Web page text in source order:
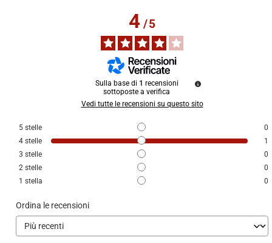
4/5
Sulla base di 1 recensioni
sottoposte a verifica
Vedi tutte le recensioni su questo sito
5 stelle
0
4 stelle
1
3 stelle
0
2 stelle
0
1 stella 0
Ordina le recensioni